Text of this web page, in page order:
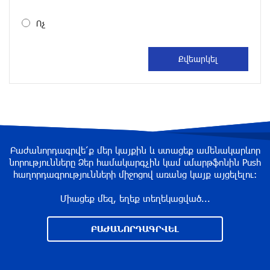
DIALOG Organization - Partner of the “Born in
Artsakh” Program
“Past”: A Publicly Funded Concert for the
Privileged Few?
about a year ago
With a Mission to Preserve Armenian Heritage:
AraratBank Sponsors the "Artsakh" Orchestra
Concert
Ոչ
Բաժանորդագրվե՛ք մեր կայքին և ստացեք ամենակարևոր
նորությունները Ձեր համակարգչին կամ սմարթֆոնին Push
հաղորդագրությունների միջոցով առանց կայք այցելելու։
Միացեք մեզ, եղեք տեղեկացված...
ԲԱԺԱՆՈՐԴԱԳՐՎԵԼ